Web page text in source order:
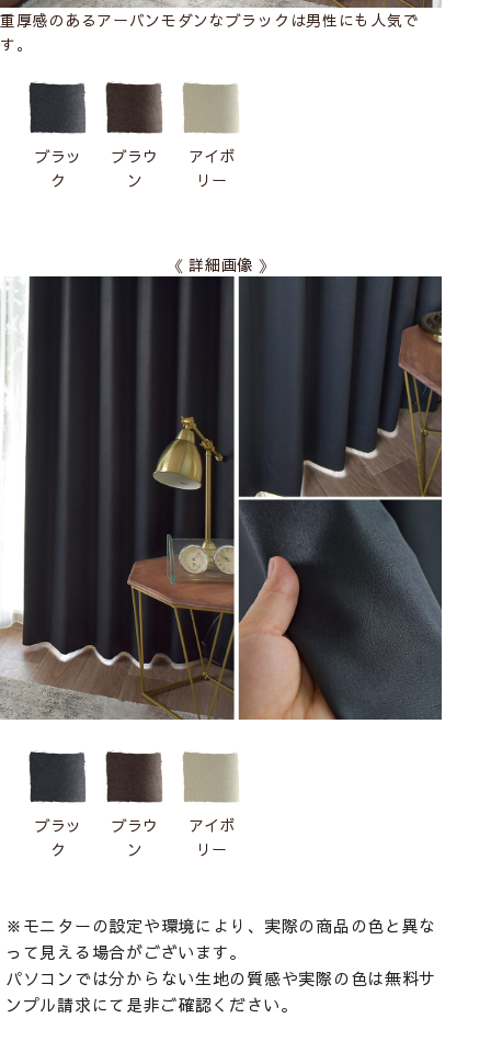
重厚感のあるアーバンモダンなブラックは男性にも人気で
す。
ブラッ
ク
ブラウ
ン
アイボ
リー
《 詳細画像 》
ブラッ
ク
ブラウ
ン
アイボ
リー
※モニターの設定や環境により、実際の商品の色と異な
って見える場合がございます。
パソコンでは分からない生地の質感や実際の色は無料サ
ンプル請求にて是非ご確認ください。